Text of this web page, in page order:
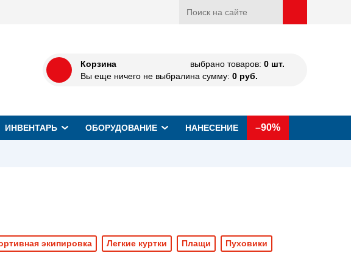
Корзина
Вы еще ничего не выбрали
выбрано товаров: 0 шт.
на сумму: 0 руб.
ИНВЕНТАРЬ ОБОРУДОВАНИЕ НАНЕСЕНИЕ –90%
экипировка Легкие куртки Плащи Пуховики